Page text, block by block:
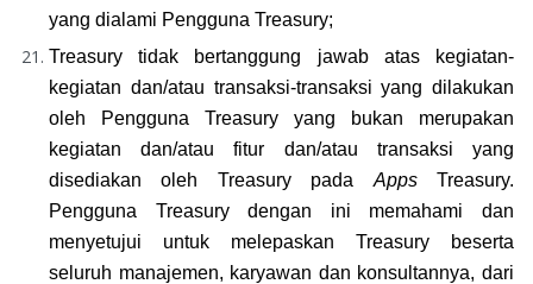
yang dialami Pengguna Treasury;
Treasury tidak bertanggung jawab atas kegiatan-
kegiatan dan/atau transaksi-transaksi yang dilakukan
oleh Pengguna Treasury yang bukan merupakan
kegiatan dan/atau fitur dan/atau transaksi yang
disediakan oleh Treasury pada Apps Treasury.
Pengguna Treasury dengan ini memahami dan
menyetujui untuk melepaskan Treasury beserta
seluruh manajemen, karyawan dan konsultannya, dari